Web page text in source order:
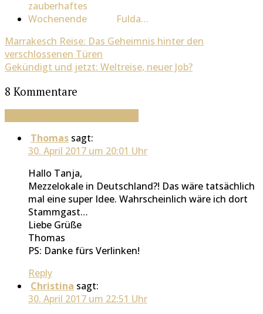
Fulda…
Marrakesch Reise: Das Geheimnis hinter den
verschlossenen Türen
Gekündigt und jetzt: Weltreise, neuer Job?
8 Kommentare
Thomas sagt:
30. April 2017 um 20:01 Uhr
Hallo Tanja,
Mezzelokale in Deutschland?! Das wäre tatsächlich
mal eine super Idee. Wahrscheinlich wäre ich dort
Stammgast…
Liebe Grüße
Thomas
PS: Danke fürs Verlinken!
Reply
Christina sagt:
30. April 2017 um 22:51 Uhr